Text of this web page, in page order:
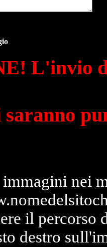
L'invio
nei
il percorso
destro